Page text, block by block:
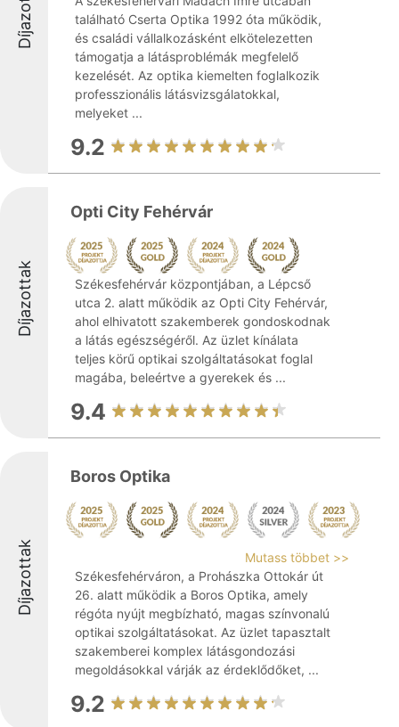
található Cserta Optika 1992 óta működik,
és családi vállalkozásként elkötelezetten
támogatja a látásproblémák megfelelő
kezelését. Az optika kiemelten foglalkozik
professzionális látásvizsgálatokkal,
melyeket ...
9.2
Díjazottak
Opti City Fehérvár
Székesfehérvár központjában, a Lépcső
utca 2. alatt működik az Opti City Fehérvár,
ahol elhivatott szakemberek gondoskodnak
a látás egészségéről. Az üzlet kínálata
teljes körű optikai szolgáltatásokat foglal
magába, beleértve a gyerekek és ...
9.4
Díjazottak
Boros Optika
Mutass többet >>
Székesfehérváron, a Prohászka Ottokár út
26. alatt működik a Boros Optika, amely
régóta nyújt megbízható, magas színvonalú
optikai szolgáltatásokat. Az üzlet tapasztalt
szakemberei komplex látásgondozási
megoldásokkal várják az érdeklődőket, ...
9.2